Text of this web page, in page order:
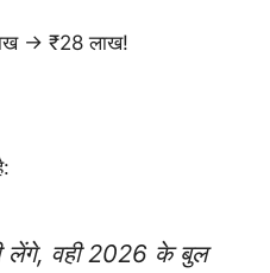
→ ₹28 लाख!
लेंगे, वही 2026 के बुल